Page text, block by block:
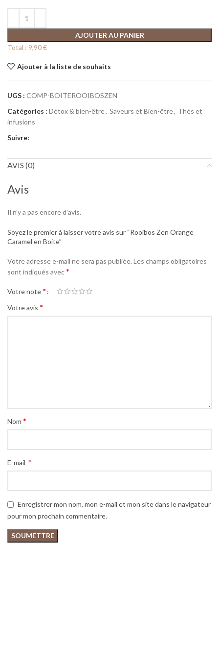
AJOUTER AU PANIER
Total : 9,90 €
Ajouter à la liste de souhaits
UGS : COMP-BOITEROOIBOSZEN
Catégories : Détox & bien-être, Saveurs et Bien-être, Thés et
infusions
Suivre:
AVIS (0)
Avis
Il n’y a pas encore d’avis.
Soyez le premier à laisser votre avis sur “Rooibos Zen Orange
Caramel en Boite”
Votre adresse e-mail ne sera pas publiée. Les champs obligatoires
sont indiqués avec*
Votre note*
Votre avis *
Nom *
E-mail *
Enregistrer mon nom, mon e-mail et mon site dans le navigateur
pour mon prochain commentaire.